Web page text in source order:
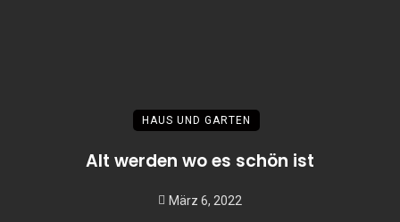
HAUS UND GARTEN
Alt werden wo es schön ist
März 6, 2022